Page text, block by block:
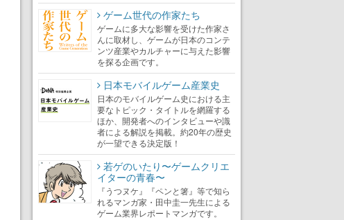
ゲーム世代の作家たち
ゲームに多大な影響を受けた作家さ
んに取材し、ゲームが日本のコンテ
ンツ産業やカルチャーに与えた影響
を探る企画です。
日本モバイルゲーム産業史
日本のモバイルゲーム史における主
要なトピック・タイトルを網羅する
ほか、開発者へのインタビューや識
者による解説を掲載。約20年の歴史
が一望できる決定版！
若ゲのいたり〜ゲームクリエ
イターの青春〜
『うつヌケ』『ペンと箸』等で知ら
れるマンガ家・田中圭一先生による
ゲーム業界レポートマンガです。